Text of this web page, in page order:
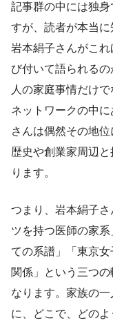
記事群の中には独
すが、読者が本当
岩本絹子さんがこ
び付いて語られる
人の家庭事情だけ
ネットワークの中
さんは偶然その地
歴史や創業家周辺
ります。
つまり、岩本絹子
ツを持つ医師の家
ての系譜」「東京
関係」という三つ
なります。家族の
に、どこで、どの